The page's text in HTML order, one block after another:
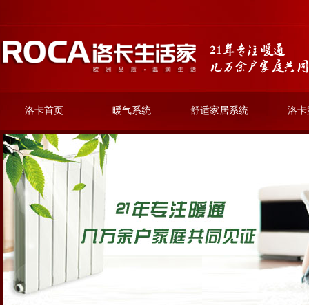
洛卡首页 暖气系统 舒适家居系统 洛卡